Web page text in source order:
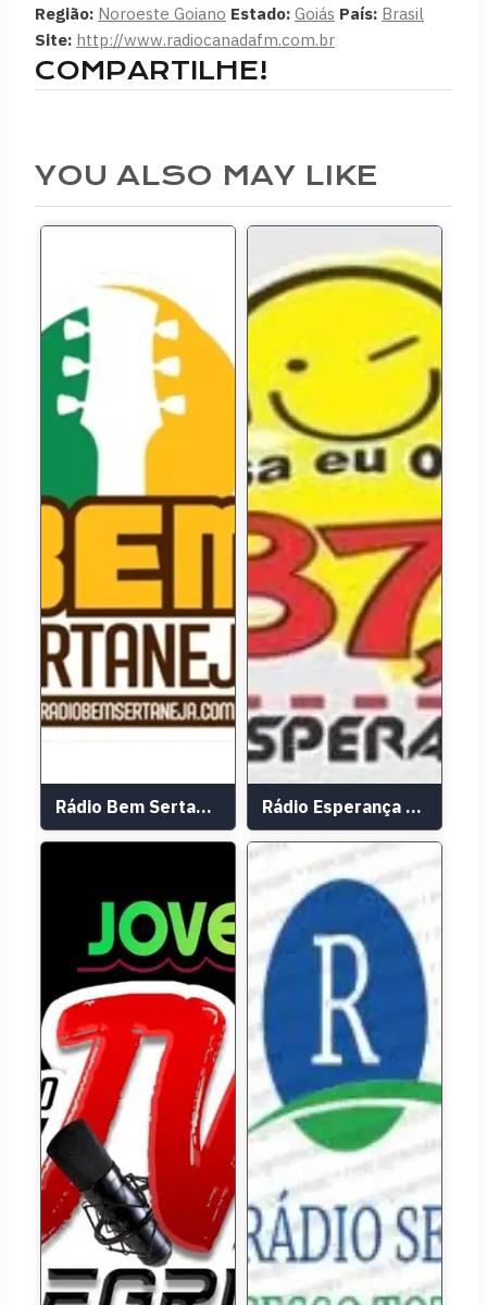
Região: Noroeste Goiano Estado: Goiás País: Brasil
Site: http://www.radiocanadafm.com.br
COMPARTILHE!
YOU ALSO MAY LIKE
Rádio Bem Sertaneja Rádio Esperança FM 87.9